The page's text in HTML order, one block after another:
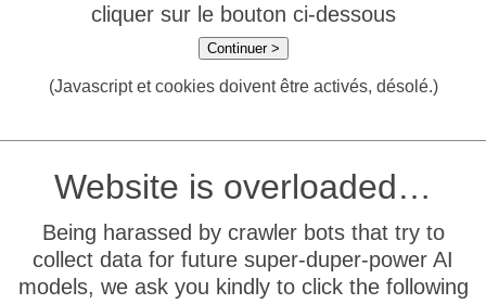
cliquer sur le bouton ci-dessous
Continuer >
(Javascript et cookies doivent être activés, désolé.)
Website is overloaded…
Being harassed by crawler bots that try to
collect data for future super-duper-power AI
models, we ask you kindly to click the following